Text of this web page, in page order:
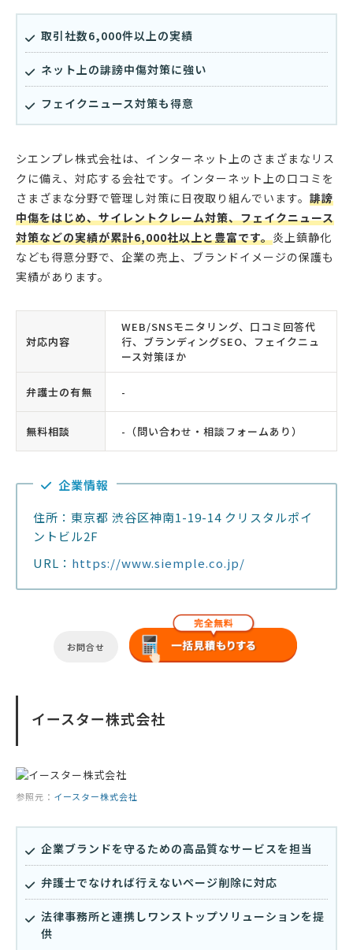
取引社数6,000件以上の実績
ネット上の誹謗中傷対策に強い
フェイクニュース対策も得意
シエンプレ株式会社は、インターネット上のさまざまなリス
クに備え、対応する会社です。インターネット上の口コミを
さまざまな分野で管理し対策に日夜取り組んでいます。 誹謗
中傷をはじめ、サイレントクレーム対策、フェイクニュース
対策などの実績が累計6,000社以上と豊富です。炎上鎮静化
なども得意分野で、企業の売上、ブランドイメージの保護も
実績があります。
対応内容
WEB/SNSモニタリング、口コミ回答代
行、ブランディングSEO、フェイクニュ
ース対策ほか
弁護士の有無 -
無料相談 -（問い合わせ・相談フォームあり）
企業情報
住所：東京都 渋谷区神南1-19-14 クリスタルポイ
ントビル2F
URL： https://www.siemple.co.jp/
お問合せ
イースター株式会社
参照元： イースター株式会社
企業ブランドを守るための高品質なサービスを担当
弁護士でなければ行えないページ削除に対応
法律事務所と連携しワンストップソリューションを提
供